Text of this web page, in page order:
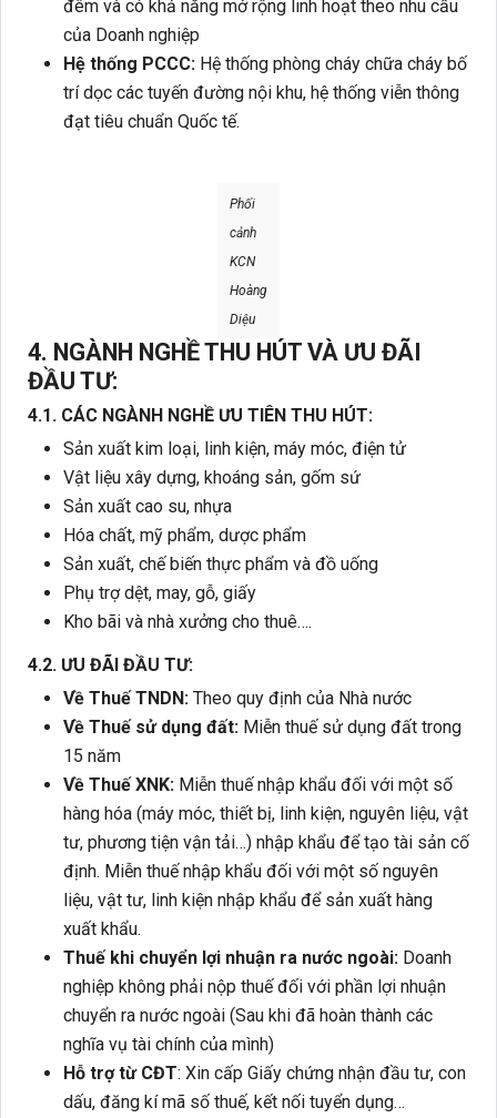
đêm và có khả năng mở rộng linh hoạt theo nhu cầu
của Doanh nghiệp
Hệ thống PCCC: Hệ thống phòng cháy chữa cháy bố
trí dọc các tuyến đường nội khu, hệ thống viễn thông
đạt tiêu chuẩn Quốc tế.
Phối
cảnh
KCN
Hoàng
Diệu
4. NGÀNH NGHỀ THU HÚT VÀ ƯU ĐÃI
ĐẦU TƯ:
4.1. CÁC NGÀNH NGHỀ ƯU TIÊN THU HÚT:
Sản xuất kim loại, linh kiện, máy móc, điện tử
Vật liệu xây dựng, khoáng sản, gốm sứ
Sản xuất cao su, nhựa
Hóa chất, mỹ phẩm, dược phẩm
Sản xuất, chế biến thực phẩm và đồ uống
Phụ trợ dệt, may, gỗ, giấy
Kho bãi và nhà xưởng cho thuê….
4.2. ƯU ĐÃI ĐẦU TƯ:
Về Thuế TNDN: Theo quy định của Nhà nước
Về Thuế sử dụng đất: Miễn thuế sử dụng đất trong
15 năm
Về Thuế XNK: Miễn thuế nhập khẩu đối với một số
hàng hóa (máy móc, thiết bị, linh kiện, nguyên liệu, vật
tư, phương tiện vận tải…) nhập khẩu để tạo tài sản cố
định. Miễn thuế nhập khẩu đối với một số nguyên
liệu, vật tư, linh kiện nhập khẩu để sản xuất hàng
xuất khẩu.
Thuế khi chuyển lợi nhuận ra nước ngoài: Doanh
nghiệp không phải nộp thuế đối với phần lợi nhuận
chuyển ra nước ngoài (Sau khi đã hoàn thành các
nghĩa vụ tài chính của mình)
Hỗ trợ từ CĐT: Xin cấp Giấy chứng nhận đầu tư, con
dấu, đăng kí mã số thuế, kết nối tuyển dụng…